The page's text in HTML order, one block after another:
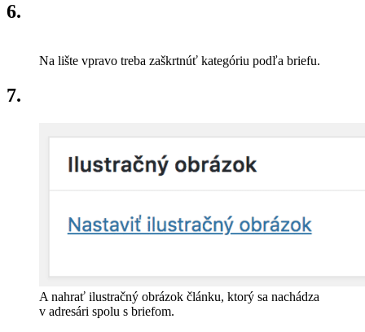
6.
Na lište vpravo treba zaškrtnúť kategóriu podľa briefu.
7.
A nahrať ilustračný obrázok článku, ktorý sa nachádza
v adresári spolu s briefom.